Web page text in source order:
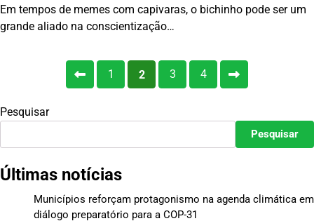
Em tempos de memes com capivaras, o bichinho pode ser um
grande aliado na conscientização…
Paginação
posts
1 2 3 4
Pesquisar
Pesquisar
Últimas notícias
Municípios reforçam protagonismo na agenda climática em
diálogo preparatório para a COP-31